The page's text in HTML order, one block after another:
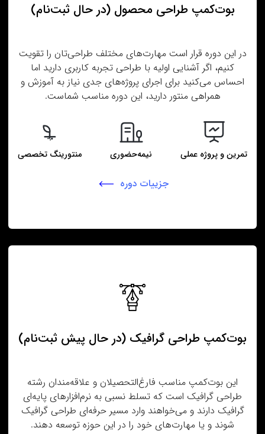
بوت‌کمپ طراحی محصول (در حال ثبت‌نام)
در این دوره قرار است مهارت‌های مختلف طراحی‌تان را تقویت
کنیم، اگر آشنایی اولیه با طراحی تجربه کاربری دارید اما
احساس می‌کنید برای اجرای پروژه‌های جدی نیاز به آموزش و
همراهی منتور دارید، این دوره مناسب شماست.
تمرین و پروژه عملی نیمه‌حضوری منتورینگ تخصصی
جزییات دوره
بوت‌کمپ طراحی گرافیک (در حال پیش‌ ثبت‌نام)
این بوت‌کمپ مناسب فارغ‌التحصیلان و علاقه‌مندان رشته
طراحی گرافیک است که تسلط نسبی به نرم‌افزارهای پایه‌ای
گرافیک دارند و می‌خواهند وارد مسیر حرفه‌ای طراحی گرافیک
شوند و یا مهارت‌های خود را در این حوزه توسعه دهند.